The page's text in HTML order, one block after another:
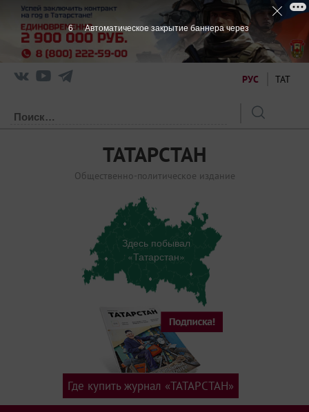
РУС ТАТ
ТАТАРСТАН
Общественно-политическое издание
Здесь побывал
«Татарстан»
Где купить журнал «ТАТАРСТАН»
5 Автоматическое закрытие баннера через